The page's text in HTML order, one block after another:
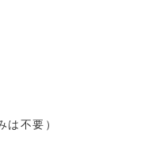
不要）